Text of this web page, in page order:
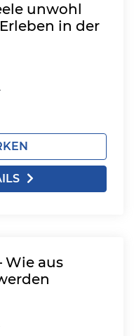
unwohl
in der
Wie aus